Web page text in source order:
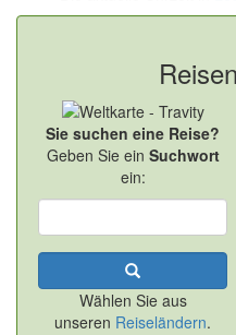
Sie suchen eine Reise?
Geben Sie ein Suchwort
ein:
Wählen Sie aus
unseren Reiseländern.